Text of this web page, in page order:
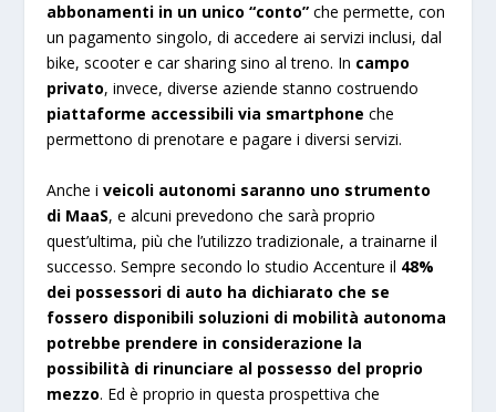
abbonamenti in un unico “conto” che permette, con
un pagamento singolo, di accedere ai servizi inclusi, dal
bike, scooter e car sharing sino al treno. In campo
privato, invece, diverse aziende stanno costruendo
piattaforme accessibili via smartphone che
permettono di prenotare e pagare i diversi servizi.
Anche iveicoli autonomi saranno uno strumento
di MaaS, e alcuni prevedono che sarà proprio
quest’ultima, più che l’utilizzo tradizionale, a trainarne il
successo. Sempre secondo lo studio Accenture il 48%
dei possessori di auto ha dichiarato che se
fossero disponibili soluzioni di mobilità autonoma
potrebbe prendere in considerazione la
possibilità di rinunciare al possesso del proprio
mezzo. Ed è proprio in questa prospettiva che